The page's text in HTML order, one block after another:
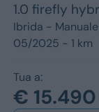
1.0 firefly
Ibrida - Manuale
05/2025 - 1 km
Tua a:
€ 15.490